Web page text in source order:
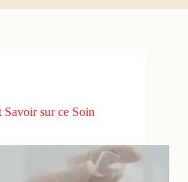
sur ce Soin